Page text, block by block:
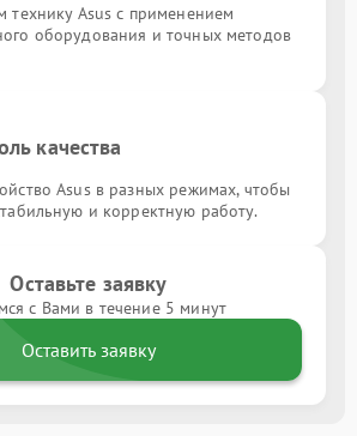
технику Asus с применением
оборудования и точных методов
качества
Asus в разных режимах, чтобы
и корректную работу.
Оставьте заявку
с Вами в течение 5 минут
Оставить заявку